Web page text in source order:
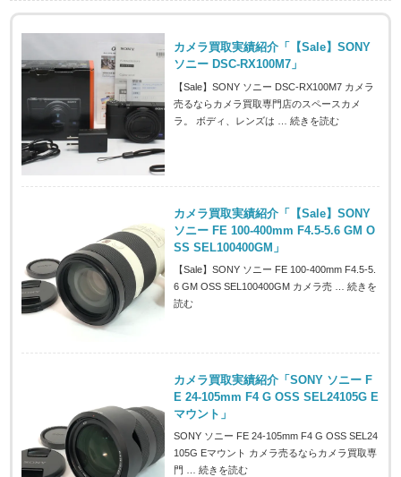
カメラ買取実績紹介「【Sale】SONY
ソニー DSC-RX100M7」
【Sale】SONY ソニー DSC-RX100M7 カメラ
売るならカメラ買取専門店のスペースカメ
ラ。 ボディ、レンズは …続きを読む
カメラ買取実績紹介「【Sale】SONY
ソニー FE 100-400mm F4.5-5.6 GM O
SS SEL100400GM」
【Sale】SONY ソニー FE 100-400mm F4.5-5.
6 GM OSS SEL100400GM カメラ売 …続きを
読む
カメラ買取実績紹介「SONY ソニー F
E 24-105mm F4 G OSS SEL24105G E
マウント」
SONY ソニー FE 24-105mm F4 G OSS SEL24
105G Eマウント カメラ売るならカメラ買取専
門 …続きを読む